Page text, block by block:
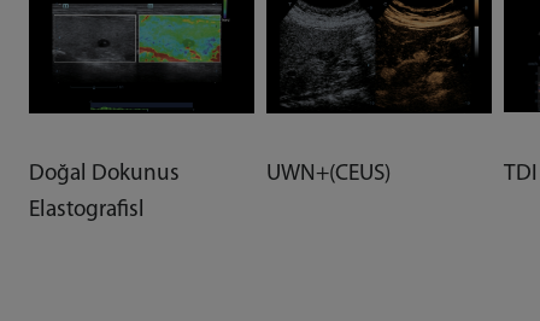
Doğal Dokunus
Elastografisl
UWN+(CEUS)